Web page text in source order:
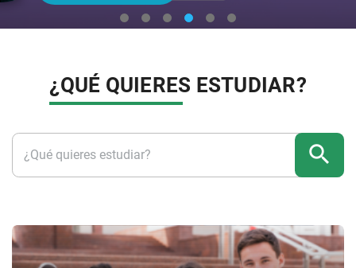
¿QUÉ QUIERES ESTUDIAR?
search